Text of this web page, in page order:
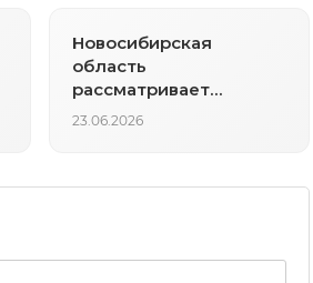
Новосибирская
область
рассматривает
введение лимитов на
23.06.2026